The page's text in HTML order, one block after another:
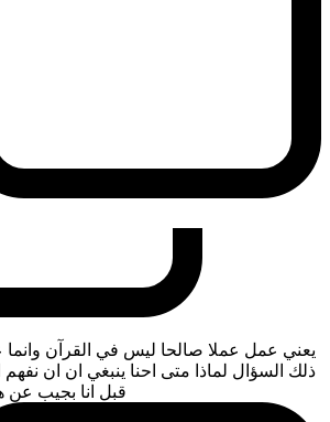
يعني عمل عملا صالحا ليس في القرآن وانما
ذلك السؤال لماذا متى احنا ينبغي ان ان نفهم
قبل انا بجيب عن